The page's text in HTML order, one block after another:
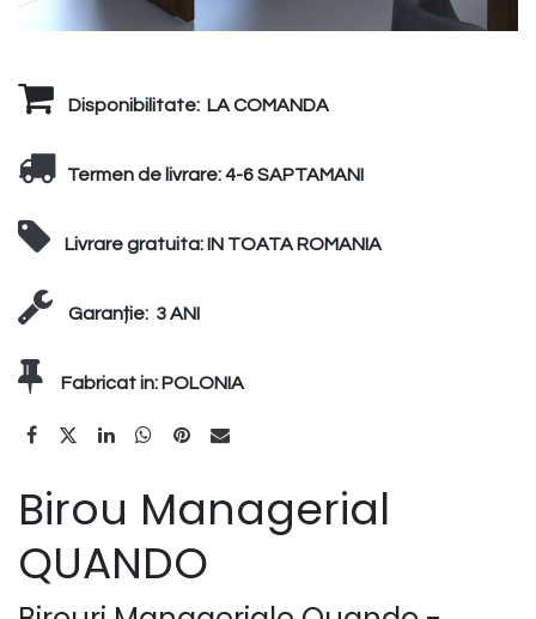
Disponibilitate: LA COMANDA
Termen de livrare:4-6 SAPTAMANI
Livrare gratuita:IN TOATA ROMANIA
Garanție: 3 ANI
Fabricat in:POLONIA
Birou Managerial
QUANDO